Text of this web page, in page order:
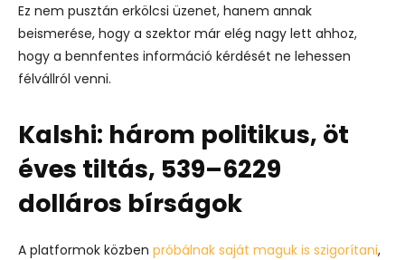
Ez nem pusztán erkölcsi üzenet, hanem annak
beismerése, hogy a szektor már elég nagy lett ahhoz,
hogy a bennfentes információ kérdését ne lehessen
félvállról venni.
Kalshi: három politikus, öt
éves tiltás, 539–6229
dolláros bírságok
A platformok közben próbálnak saját maguk is szigorítani,